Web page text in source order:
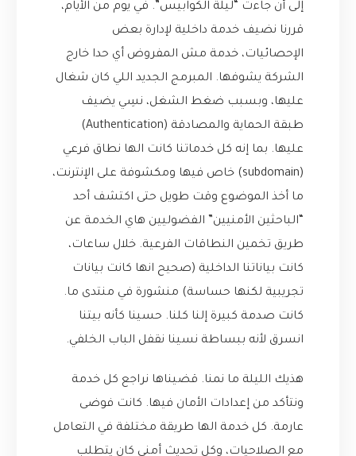
إلى أن جاءت “ليلة الكوابيس”. في يوم من الأيام،
قررنا نضيف خدمة داخلية لإدارة بعض
الإحصائيات، خدمة مش المفروض أي حدا خارج
الشركة يشوفها. المبرمج الجديد اللي كان شغال
عليها، وبسبب ضغط الشغل، نسِي يضيف
طبقة الحماية والمصادقة (Authentication)
عليها. بما إنه كل خدماتنا كانت الها نطاق فرعي
(subdomain) خاص فيها ومكشوفة على الإنترنت،
ما أخذ الموضوع وقت طويل حتى اكتشف أحد
“الباحثين الأمنيين” الفضوليين هاي الخدمة عن
طريق تخمين النطاقات الفرعية. خلال ساعات،
كانت بياناتنا الداخلية (صحيح انها كانت بيانات
تجريبية لكنها حساسة) منشورة في منتدى ما.
كانت صدمة كبيرة إلنا كلنا. حسينا كأنه بيتنا
انسرق لأنه ببساطة نسينا نقفل الباب الخلفي.
هذيك الليلة ما نمنا. قضيناها نراجع كل خدمة
ونتأكد من إعدادات الأمان فيها. كانت فوضى
عارمة. كل خدمة الها طريقة مختلفة في التعامل
مع الصلاحيات، وكل تحديث أمني كان يتطلب